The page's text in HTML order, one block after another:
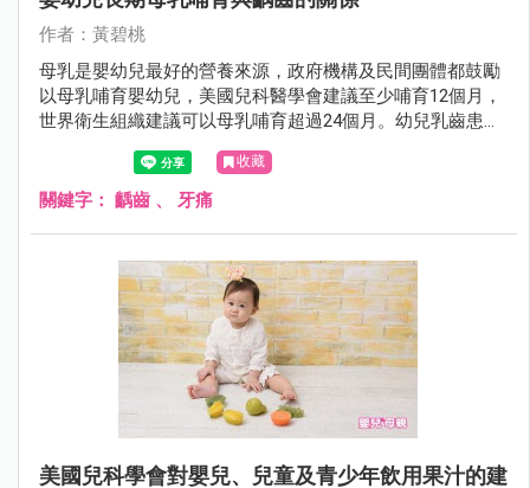
作者：黃碧桃
母乳是嬰幼兒最好的營養來源，政府機構及民間團體都鼓勵
以母乳哺育嬰幼兒，美國兒科醫學會建議至少哺育12個月，
世界衛生組織建議可以母乳哺育超過24個月。幼兒乳齒患齲
齒的機率是9%，常會引起牙痛，並影響兒童及其家長日常生
活。但以母乳哺育與齲齒的關係，值得研究。
收藏
關鍵字： 齲齒 、 牙痛
美國兒科學會對嬰兒、兒童及青少年飲用果汁的建